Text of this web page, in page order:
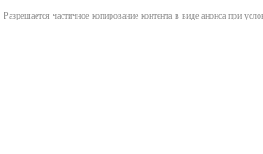
Разрешается частичное копирование контента в виде анонса при